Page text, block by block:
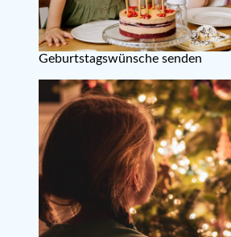
Geburtstagswünsche senden